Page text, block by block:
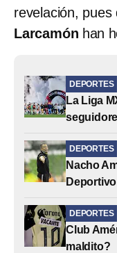
revelación, pues
Larcamón han
DEPORTES
La Liga
DEPORTES
Nacho
DEPORTES
Club
maldito?